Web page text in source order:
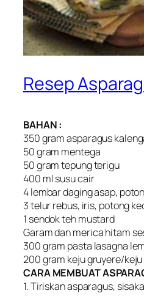
Resep
BAHAN :
350 gram asparagus
50 gram mentega
50 gram tepung terigu
400 ml susu cair
4 lembar daging asap,
3 telur rebus, iris, potong
1 sendok teh mustard
Garam dan merica hitam
300 gram pasta lasagna
200 gram keju gruyere/
CARA MEMBUAT
1. Tiriskan asparagus,